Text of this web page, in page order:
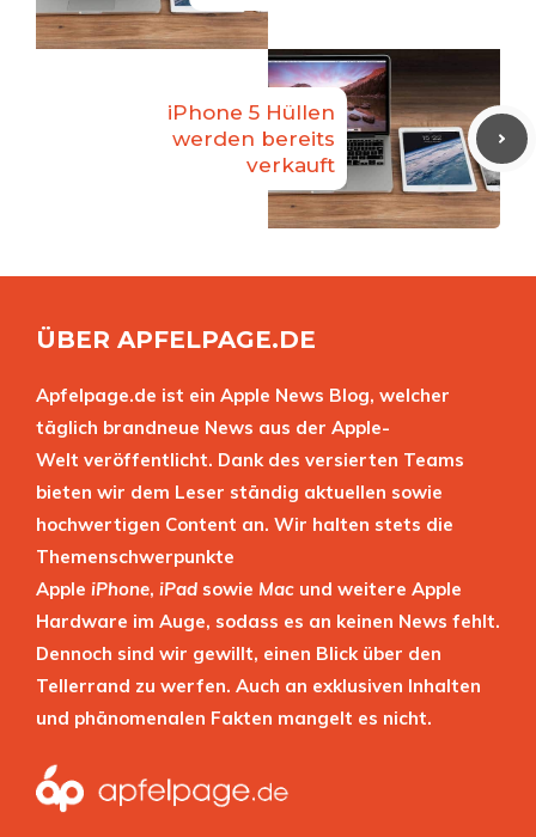
iPhone 5 Hüllen
werden bereits
verkauft
ÜBER APFELPAGE.DE
Apfelpage.de ist ein Apple News Blog, welcher
täglich brandneue News aus der Apple-
Welt veröffentlicht. Dank des versierten Teams
bieten wir dem Leser ständig aktuellen sowie
hochwertigen Content an. Wir halten stets die
Themenschwerpunkte
Apple iPhone, iPad sowie Mac und weitere Apple
Hardware im Auge, sodass es an keinen News fehlt.
Dennoch sind wir gewillt, einen Blick über den
Tellerrand zu werfen. Auch an exklusiven Inhalten
und phänomenalen Fakten mangelt es nicht.